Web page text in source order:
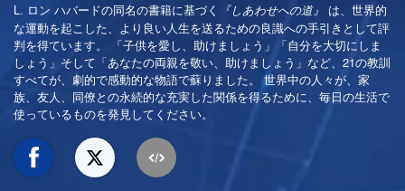
L. ロン ハバードの同名の書籍に基づく 『しあわせへの道』
は、世界的
な運動を起こした、より良い人生を送るための良識への手引きとして評
判を得ています。 「子供を愛し、助けましょう」「自分を大切にしま
しょう」そして「あなたの両親を敬い、助けましょう」など、21の教訓
すべてが、劇的で感動的な物語で蘇りました。 世界中の人々が、家
族、友人、同僚との永続的な充実した関係を得るために、毎日の生活で
使っているものを発見してください。